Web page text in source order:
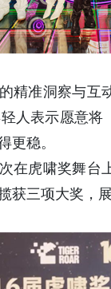
精准洞察与
人表示愿意
更稳。
在虎啸奖舞
获三项大奖，